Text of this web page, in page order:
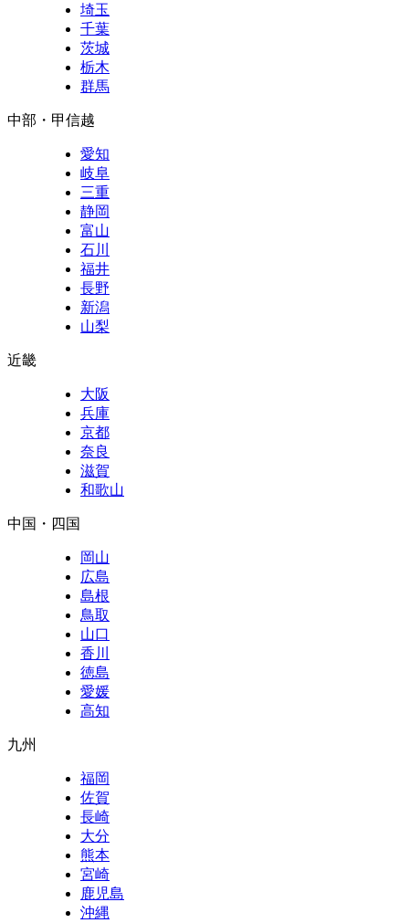
埼玉
千葉
茨城
栃木
群馬
中部・甲信越
愛知
岐阜
三重
静岡
富山
石川
福井
長野
新潟
山梨
近畿
大阪
兵庫
京都
奈良
滋賀
和歌山
中国・四国
岡山
広島
島根
鳥取
山口
香川
徳島
愛媛
高知
九州
福岡
佐賀
長崎
大分
熊本
宮崎
鹿児島
沖縄